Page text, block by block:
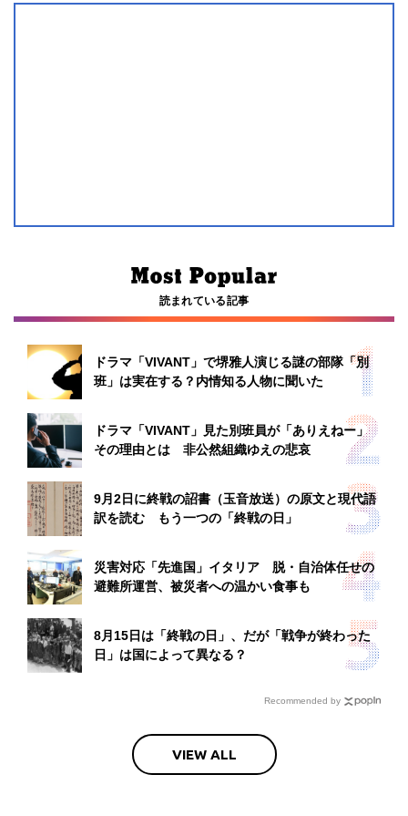
読まれている記事
ドラマ「VIVANT」で堺雅人演じる謎の部隊「別
班」は実在する？内情知る人物に聞いた
ドラマ「VIVANT」見た別班員が「ありえねー」
その理由とは 非公然組織ゆえの悲哀
9月2日に終戦の詔書（玉音放送）の原文と現代語
訳を読む もう一つの「終戦の日」
災害対応「先進国」イタリア 脱・自治体任せの
避難所運営、被災者への温かい食事も
8月15日は「終戦の日」、だが「戦争が終わった
日」は国によって異なる？
Recommended by
VIEW ALL